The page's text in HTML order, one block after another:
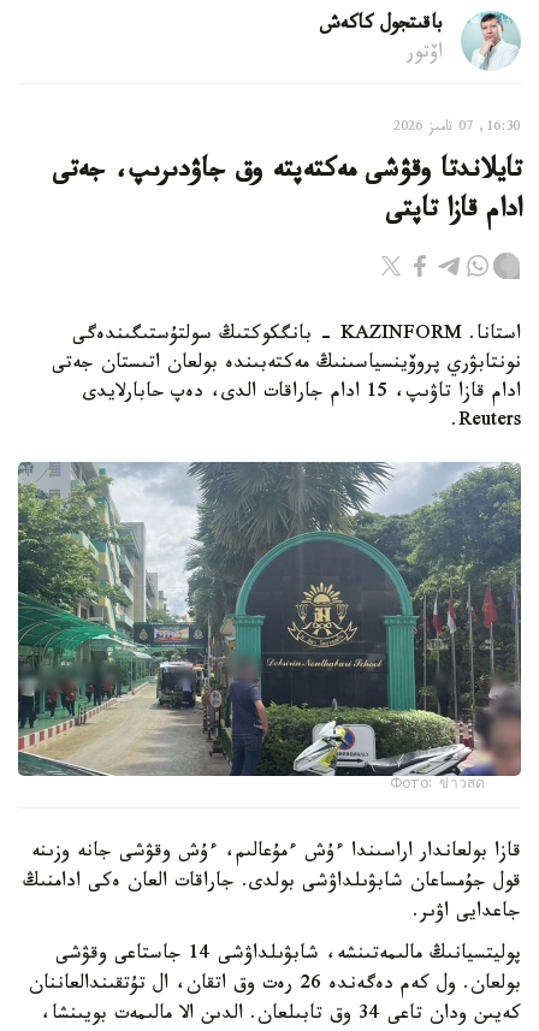
باقىتجول كاكەش
اۆتور
16:30, 07 تامىز 2026
تايلاندتا وقۋشى مەكتەپتە وق جاۋدىرىپ، جەتى
ادام قازا تاپتى
استانا. KAZINFORM - بانگكوكتىڭ سولتۇستىگىندەگى
نونتابۋري پروۆينسياسىنىڭ مەكتەبىندە بولعان اتىستان جەتى
ادام قازا تاۋىپ، 15 ادام جاراقات الدى، دەپ حابارلايدى
Reuters.
Фото: ข่าวสด
قازا بولعاندار اراسىندا ءۇش ءمۇعالىم، ءۇش وقۋشى جانە وزىنە
قول جۇمساعان شابۋىلداۋشى بولدى. جاراقات العان ەكى ادامنىڭ
جاعدايى اۋىر.
پوليتسيانىڭ مالىمەتىنشە، شابۋىلداۋشى 14 جاستاعى وقۋشى
بولعان. ول كەم دەگەندە 26 رەت وق اتقان، ال تۇتقىندالعاننان
كەيىن ودان تاعى 34 وق تابىلعان. الدىن الا مالىمەت بويىنشا،